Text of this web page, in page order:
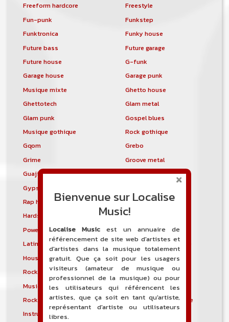
Freeform hardcore
Freestyle
Fun-punk
Funkstep
Funktronica
Funky house
Future bass
Future garage
Future house
G-funk
Garage house
Garage punk
Musique mixte
Ghetto house
Ghettotech
Glam metal
Glam punk
Gospel blues
Musique gothique
Rock gothique
Gqom
Grebo
Grime
Groove metal
Guajira
Guaracha
Gypsy punk
Rap hardcore
Industrial hardcore
Hardstep
Hardstyle
Power noise
Heavenly voices
Latin metal
Musique hindoustanie
House progressive
Tropical house
Rock indépendant
Indietronica
Musique industrielle
Metal industriel
Rock industriel
Musique instrumentale
Instrumental
Bienvenue sur Localise
Music!
Localise Music est un annuaire de
référencement de site web d'artistes et
d'artistes dans la musique totalement
gratuit. Que ça soit pour les usagers
visiteurs (amateur de musique ou
professionnel de la musique) ou pour
les utilisateurs qui référencent les
artistes, que ça soit en tant qu'artiste,
représentant d'artiste ou utilisateurs
libres.